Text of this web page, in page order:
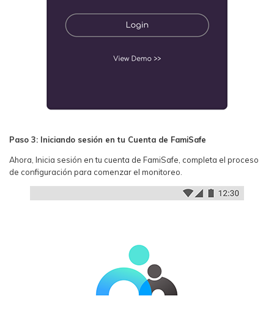
Paso 3: Iniciando sesión en tu Cuenta de FamiSafe
Ahora, Inicia sesión en tu cuenta de FamiSafe, completa el proceso
de configuración para comenzar el monitoreo.